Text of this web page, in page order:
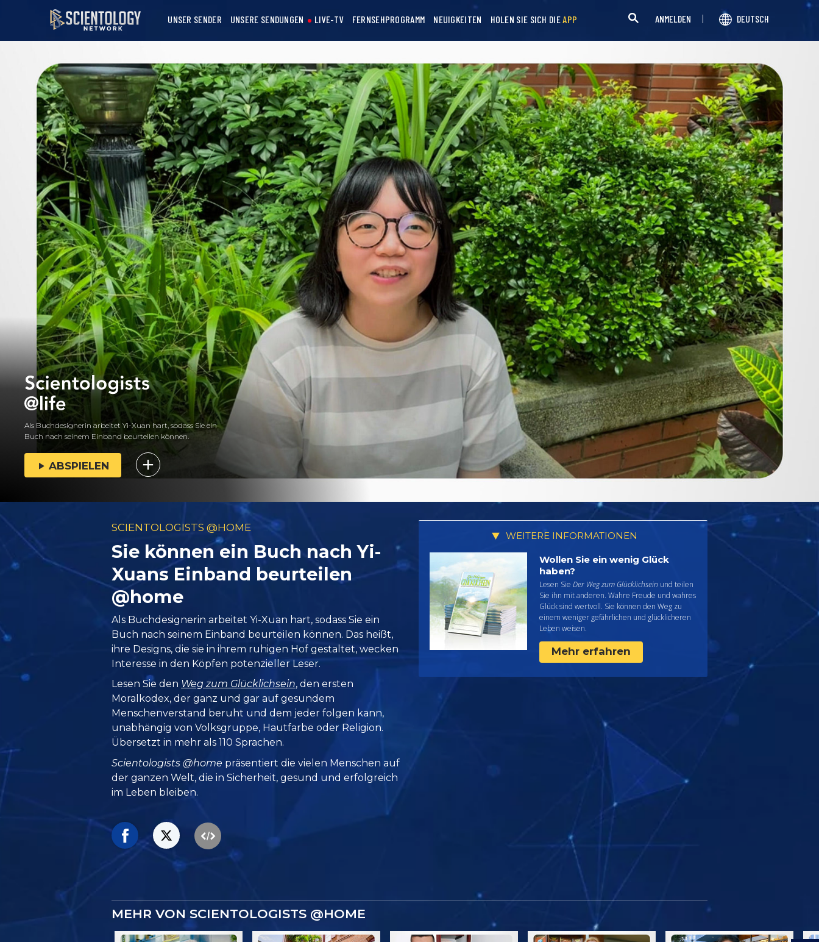
UNSER SENDER UNSERE SENDUNGEN LIVE-TV FERNSEHPROGRAMM NEUIGKEITEN HOLEN SIE SICH DIEAPP ANMELDEN DEUTSCH
Als Buchdesignerin arbeitet Yi-Xuan hart, sodass Sie ein
Buch nach seinem Einband beurteilen können.
ABSPIELEN
SCIENTOLOGISTS @HOME
Sie können ein Buch nach Yi-
Xuans Einband beurteilen
@home
Als Buchdesignerin arbeitet Yi-Xuan hart, sodass Sie ein
Buch nach seinem Einband beurteilen können. Das heißt,
ihre Designs, die sie in ihrem ruhigen Hof gestaltet, wecken
Interesse in den Köpfen potenzieller Leser.
Lesen Sie den Weg zum Glücklichsein, den ersten
Moralkodex, der ganz und gar auf gesundem
Menschenverstand beruht und dem jeder folgen kann,
unabhängig von Volksgruppe, Hautfarbe oder Religion.
Übersetzt in mehr als 110 Sprachen.
Scientologists @home präsentiert die vielen Menschen auf
der ganzen Welt, die in Sicherheit, gesund und erfolgreich
im Leben bleiben.
WEITERE INFORMATIONEN
Wollen Sie ein wenig Glück
haben?
Lesen Sie Der Weg zum Glücklichsein und teilen
Sie ihn mit anderen. Wahre Freude und wahres
Glück sind wertvoll. Sie können den Weg zu
einem weniger gefährlichen und glücklicheren
Leben weisen.
Mehr erfahren
MEHR VON SCIENTOLOGISTS @HOME